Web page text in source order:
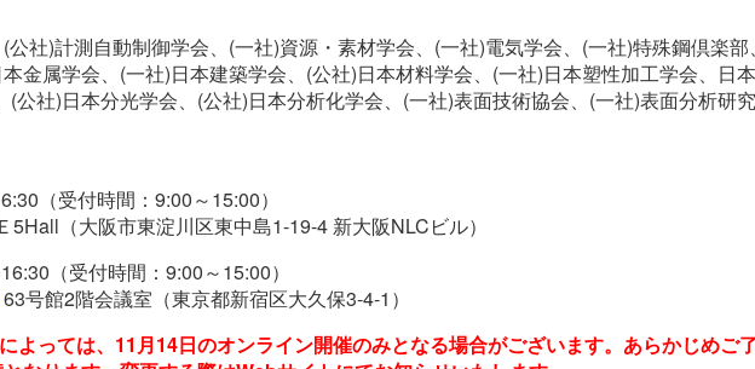
社)計測自動制御学会、(一社)資源・素材学会、(一社)電気学会、(一社)特殊鋼倶楽
金属学会、(一社)日本建築学会、(公社)日本材料学会、(一社)日本塑性加工学会、日
公社)日本分光学会、(公社)日本分析化学会、(一社)表面技術協会、(一社)表面分析研
（受付時間：9:00～15:00）
5Hall（大阪市東淀川区東中島1-19-4 新大阪NLCビル）
（受付時間：9:00～15:00）
63号館2階会議室（東京都新宿区大久保3-4-1）
よっては、11月14日のオンライン開催のみとなる場合がございます。あらかじめご